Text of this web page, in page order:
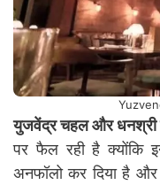
युजवेंद्र चहल और धनश्री
पर फैल रही है क्योंकि
अनफॉलो कर दिया है और